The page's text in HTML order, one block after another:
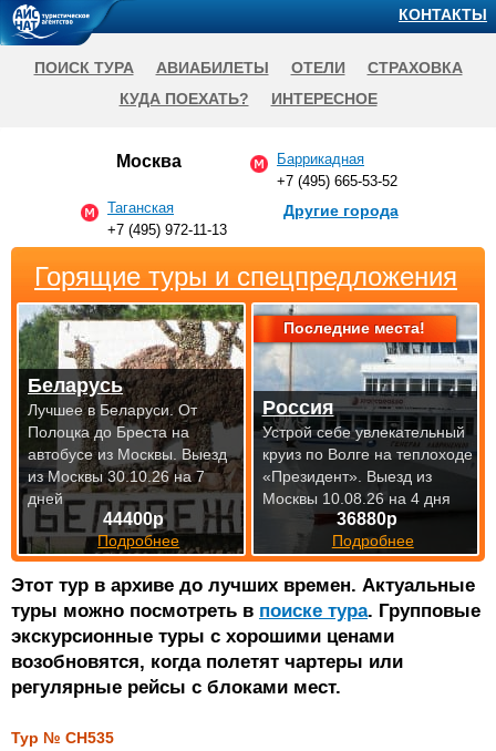
Этот тур в архиве до лучших времен. Актуальные
туры можно посмотреть в поиске тура. Групповые
экскурсионные туры с хорошими ценами
возобновятся, когда полетят чартеры или
регулярные рейсы с блоками мест.
Тур № CH535
Горящие туры и спецпредложения
44400р
Подробнее
Беларусь
Лучшее в Беларуси. От
Полоцка до Бреста на
автобусе из Москвы. Выезд
из Москвы 30.10.26 на 7
дней
Последние места!
36880р
Подробнее
Россия
Устрой себе увлекательный
круиз по Волге на теплоходе
«Президент». Выезд из
Москвы 10.08.26 на 4 дня
Москва
Баррикадная
+7 (495) 665-53-52
Таганская
+7 (495) 972-11-13
Другие города
КОНТАКТЫ
ПОИСК ТУРА АВИАБИЛЕТЫ ОТЕЛИ
СТРАХОВКА
КУДА ПОЕХАТЬ?
ИНТЕРЕСНОЕ